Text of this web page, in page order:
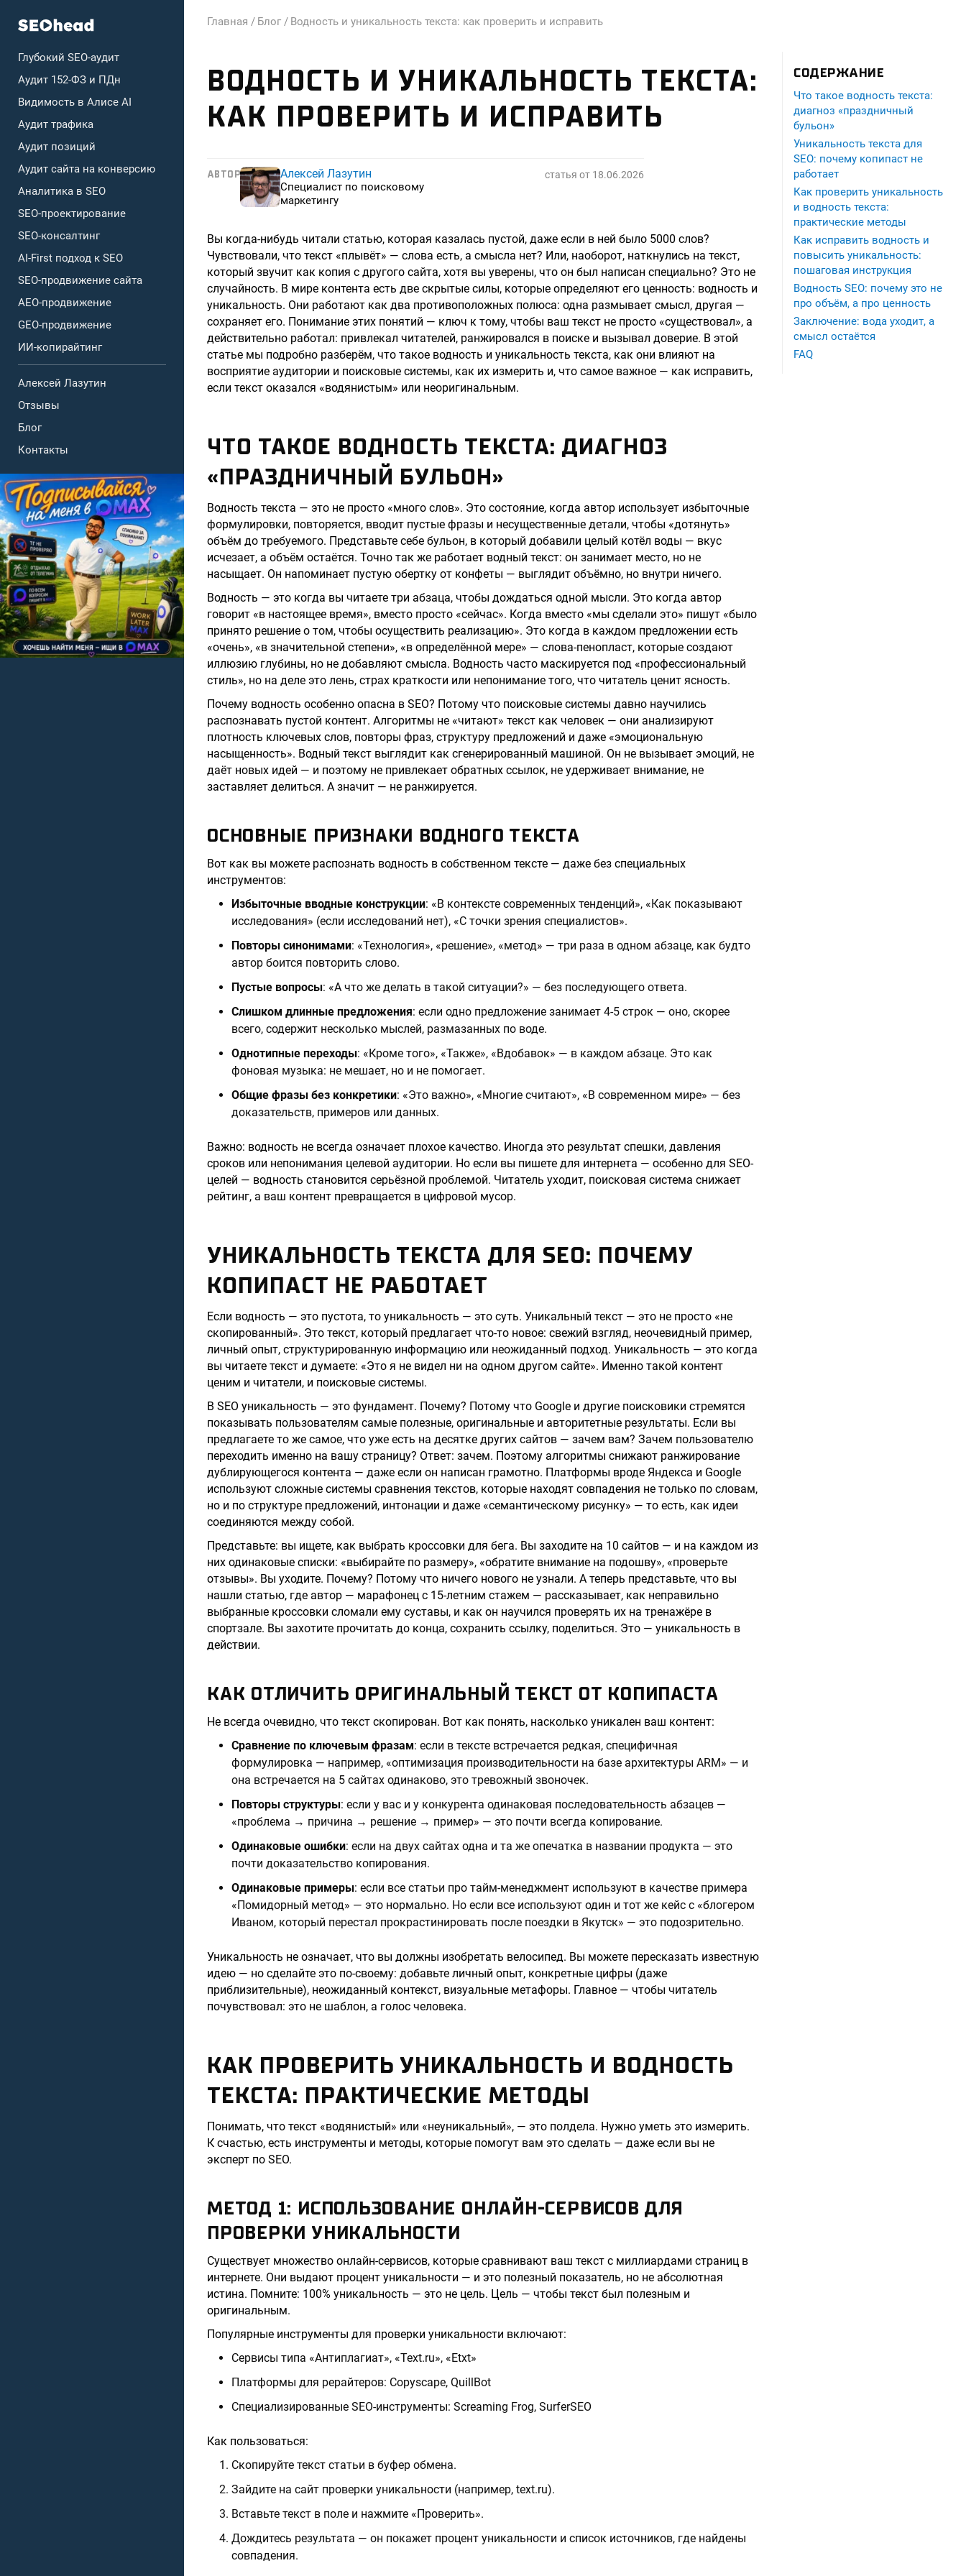
Глубокий SEO-аудит
Аудит 152-ФЗ и ПДн
Видимость в Алисе AI
Аудит трафика
Аудит позиций
Аудит сайта на конверсию
Аналитика в SEO
SEO-проектирование
SEO-консалтинг
AI-First подход к SEO
SEO-продвижение сайта
AEO-продвижение
GEO-продвижение
ИИ-копирайтинг
Алексей Лазутин
Отзывы
Блог
Контакты
Главная / Блог / Водность и уникальность текста: как проверить и исправить
ВОДНОСТЬ И УНИКАЛЬНОСТЬ ТЕКСТА:
КАК ПРОВЕРИТЬ И ИСПРАВИТЬ
АВТОР статья от 18.06.2026
Алексей Лазутин
Специалист по поисковому
маркетингу
Вы когда-нибудь читали статью, которая казалась пустой, даже если в ней было 5000 слов?
Чувствовали, что текст «плывёт» — слова есть, а смысла нет? Или, наоборот, наткнулись на текст,
который звучит как копия с другого сайта, хотя вы уверены, что он был написан специально? Это не
случайность. В мире контента есть две скрытые силы, которые определяют его ценность: водность и
уникальность. Они работают как два противоположных полюса: одна размывает смысл, другая —
сохраняет его. Понимание этих понятий — ключ к тому, чтобы ваш текст не просто «существовал», а
действительно работал: привлекал читателей, ранжировался в поиске и вызывал доверие. В этой
статье мы подробно разберём, что такое водность и уникальность текста, как они влияют на
восприятие аудитории и поисковые системы, как их измерить и, что самое важное — как исправить,
если текст оказался «водянистым» или неоригинальным.
ЧТО ТАКОЕ ВОДНОСТЬ ТЕКСТА: ДИАГНОЗ
«ПРАЗДНИЧНЫЙ БУЛЬОН»
Водность текста — это не просто «много слов». Это состояние, когда автор использует избыточные
формулировки, повторяется, вводит пустые фразы и несущественные детали, чтобы «дотянуть»
объём до требуемого. Представьте себе бульон, в который добавили целый котёл воды — вкус
исчезает, а объём остаётся. Точно так же работает водный текст: он занимает место, но не
насыщает. Он напоминает пустую обертку от конфеты — выглядит объёмно, но внутри ничего.
Водность — это когда вы читаете три абзаца, чтобы дождаться одной мысли. Это когда автор
говорит «в настоящее время», вместо просто «сейчас». Когда вместо «мы сделали это» пишут «было
принято решение о том, чтобы осуществить реализацию». Это когда в каждом предложении есть
«очень», «в значительной степени», «в определённой мере» — слова-пенопласт, которые создают
иллюзию глубины, но не добавляют смысла. Водность часто маскируется под «профессиональный
стиль», но на деле это лень, страх краткости или непонимание того, что читатель ценит ясность.
Почему водность особенно опасна в SEO? Потому что поисковые системы давно научились
распознавать пустой контент. Алгоритмы не «читают» текст как человек — они анализируют
плотность ключевых слов, повторы фраз, структуру предложений и даже «эмоциональную
насыщенность». Водный текст выглядит как сгенерированный машиной. Он не вызывает эмоций, не
даёт новых идей — и поэтому не привлекает обратных ссылок, не удерживает внимание, не
заставляет делиться. А значит — не ранжируется.
ОСНОВНЫЕ ПРИЗНАКИ ВОДНОГО ТЕКСТА
Вот как вы можете распознать водность в собственном тексте — даже без специальных
инструментов:
Избыточные вводные конструкции: «В контексте современных тенденций», «Как показывают
исследования» (если исследований нет), «С точки зрения специалистов».
Повторы синонимами: «Технология», «решение», «метод» — три раза в одном абзаце, как будто
автор боится повторить слово.
Пустые вопросы: «А что же делать в такой ситуации?» — без последующего ответа.
Слишком длинные предложения: если одно предложение занимает 4-5 строк — оно, скорее
всего, содержит несколько мыслей, размазанных по воде.
Однотипные переходы: «Кроме того», «Также», «Вдобавок» — в каждом абзаце. Это как
фоновая музыка: не мешает, но и не помогает.
Общие фразы без конкретики: «Это важно», «Многие считают», «В современном мире» — без
доказательств, примеров или данных.
Важно: водность не всегда означает плохое качество. Иногда это результат спешки, давления
сроков или непонимания целевой аудитории. Но если вы пишете для интернета — особенно для SEO-
целей — водность становится серьёзной проблемой. Читатель уходит, поисковая система снижает
рейтинг, а ваш контент превращается в цифровой мусор.
УНИКАЛЬНОСТЬ ТЕКСТА ДЛЯ SEO: ПОЧЕМУ
КОПИПАСТ НЕ РАБОТАЕТ
Если водность — это пустота, то уникальность — это суть. Уникальный текст — это не просто «не
скопированный». Это текст, который предлагает что-то новое: свежий взгляд, неочевидный пример,
личный опыт, структурированную информацию или неожиданный подход. Уникальность — это когда
вы читаете текст и думаете: «Это я не видел ни на одном другом сайте». Именно такой контент
ценим и читатели, и поисковые системы.
В SEO уникальность — это фундамент. Почему? Потому что Google и другие поисковики стремятся
показывать пользователям самые полезные, оригинальные и авторитетные результаты. Если вы
предлагаете то же самое, что уже есть на десятке других сайтов — зачем вам? Зачем пользователю
переходить именно на вашу страницу? Ответ: зачем. Поэтому алгоритмы снижают ранжирование
дублирующегося контента — даже если он написан грамотно. Платформы вроде Яндекса и Google
используют сложные системы сравнения текстов, которые находят совпадения не только по словам,
но и по структуре предложений, интонации и даже «семантическому рисунку» — то есть, как идеи
соединяются между собой.
Представьте: вы ищете, как выбрать кроссовки для бега. Вы заходите на 10 сайтов — и на каждом из
них одинаковые списки: «выбирайте по размеру», «обратите внимание на подошву», «проверьте
отзывы». Вы уходите. Почему? Потому что ничего нового не узнали. А теперь представьте, что вы
нашли статью, где автор — марафонец с 15-летним стажем — рассказывает, как неправильно
выбранные кроссовки сломали ему суставы, и как он научился проверять их на тренажёре в
спортзале. Вы захотите прочитать до конца, сохранить ссылку, поделиться. Это — уникальность в
действии.
КАК ОТЛИЧИТЬ ОРИГИНАЛЬНЫЙ ТЕКСТ ОТ КОПИПАСТА
Не всегда очевидно, что текст скопирован. Вот как понять, насколько уникален ваш контент:
Сравнение по ключевым фразам: если в тексте встречается редкая, специфичная
формулировка — например, «оптимизация производительности на базе архитектуры ARM» — и
она встречается на 5 сайтах одинаково, это тревожный звоночек.
Повторы структуры: если у вас и у конкурента одинаковая последовательность абзацев —
«проблема → причина → решение → пример» — это почти всегда копирование.
Одинаковые ошибки: если на двух сайтах одна и та же опечатка в названии продукта — это
почти доказательство копирования.
Одинаковые примеры: если все статьи про тайм-менеджмент используют в качестве примера
«Помидорный метод» — это нормально. Но если все используют один и тот же кейс с «блогером
Иваном, который перестал прокрастинировать после поездки в Якутск» — это подозрительно.
Уникальность не означает, что вы должны изобретать велосипед. Вы можете пересказать известную
идею — но сделайте это по-своему: добавьте личный опыт, конкретные цифры (даже
приблизительные), неожиданный контекст, визуальные метафоры. Главное — чтобы читатель
почувствовал: это не шаблон, а голос человека.
КАК ПРОВЕРИТЬ УНИКАЛЬНОСТЬ И ВОДНОСТЬ
ТЕКСТА: ПРАКТИЧЕСКИЕ МЕТОДЫ
Понимать, что текст «водянистый» или «неуникальный», — это полдела. Нужно уметь это измерить.
К счастью, есть инструменты и методы, которые помогут вам это сделать — даже если вы не
эксперт по SEO.
МЕТОД 1: ИСПОЛЬЗОВАНИЕ ОНЛАЙН-СЕРВИСОВ ДЛЯ
ПРОВЕРКИ УНИКАЛЬНОСТИ
Существует множество онлайн-сервисов, которые сравнивают ваш текст с миллиардами страниц в
интернете. Они выдают процент уникальности — и это полезный показатель, но не абсолютная
истина. Помните: 100% уникальность — это не цель. Цель — чтобы текст был полезным и
оригинальным.
Популярные инструменты для проверки уникальности включают:
Сервисы типа «Антиплагиат», «Text.ru», «Etxt»
Платформы для рерайтеров: Copyscape, QuillBot
Специализированные SEO-инструменты: Screaming Frog, SurferSEO
Как пользоваться:
Скопируйте текст статьи в буфер обмена.
Зайдите на сайт проверки уникальности (например, text.ru).
Вставьте текст в поле и нажмите «Проверить».
Дождитесь результата — он покажет процент уникальности и список источников, где найдены
совпадения.
СОДЕРЖАНИЕ
Что такое водность текста:
диагноз «праздничный
бульон»
Уникальность текста для
SEO: почему копипаст не
работает
Как проверить уникальность
и водность текста:
практические методы
Как исправить водность и
повысить уникальность:
пошаговая инструкция
Водность SEO: почему это не
про объём, а про ценность
Заключение: вода уходит, а
смысл остаётся
FAQ